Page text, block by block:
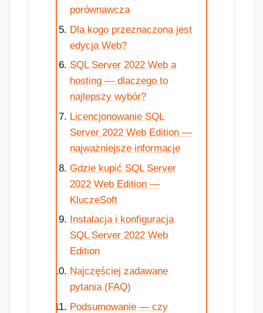
porównawcza
Dla kogo przeznaczona jest
edycja Web?
SQL Server 2022 Web a
hosting — dlaczego to
najlepszy wybór?
Licencjonowanie SQL
Server 2022 Web Edition —
najważniejsze informacje
Gdzie kupić SQL Server
2022 Web Edition —
KluczeSoft
Instalacja i konfiguracja
SQL Server 2022 Web
Edition
Najczęściej zadawane
pytania (FAQ)
Podsumowanie — czy